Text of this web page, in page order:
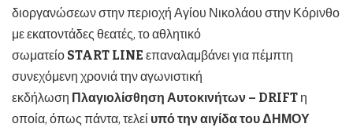
διοργανώσεων στην περιοχή Αγίου Νικολάου στην Κόρινθο
με εκατοντάδες θεατές, το αθλητικό
σωματείο START LINE επαναλαμβάνει για πέμπτη
συνεχόμενη χρονιά την αγωνιστική
εκδήλωση Πλαγιολίσθηση Αυτοκινήτων – DRIFT η
οποία, όπως πάντα, τελεί υπό την αιγίδα του ΔΗΜΟΥ